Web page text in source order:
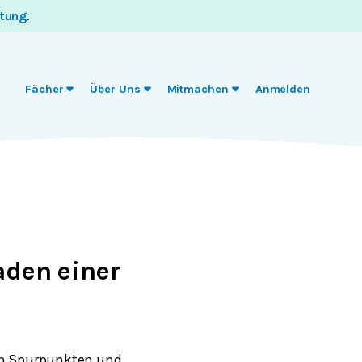
.
Fächer Über Uns Mitmachen Anmelden
einer